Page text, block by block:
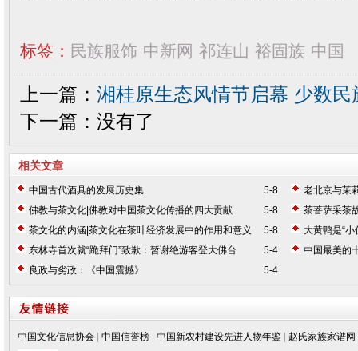
标签： 民族服饰 中新网 祁连山 裕固族 中国
上一篇： 湘桂原生态风情节启幕 少数
下一篇：没有了
相关文章
5-8
中国古代酒具的发展历史集
老北京与茉
5-8
佛教与茶文化|佛教对中国茶文化传播的四大贡献
茶菩萨采茶
5-8
茶文化的内涵|茶文化在茶叶经济发展中的作用和意义
大黄鸭是“
5-4
东林寺首次就“跪拜门”致歉：暂谢绝游客登大佛台
中国最美的
5-4
良政与劣政：《中国震撼》
中国文化信息协会 中国信誉榜 中国新农村建设先进人物年鉴 赵氏家族家谱网